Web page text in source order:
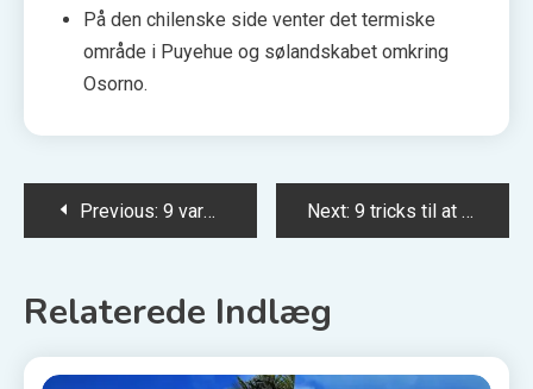
På den chilenske side venter det termiske
område i Puyehue og sølandskabet omkring
Osorno.
Indlægsnavigation
Previous: 9 varme kilder i Colorado, som du kan besøge året rundt Next: 9 tricks til at undgå DCC, når du betaler med kort i udlandet
Relaterede Indlæg